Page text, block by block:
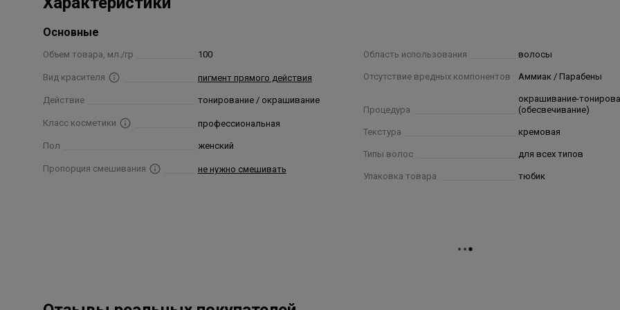
Бегенамидопропил Диметиламин, Гидроксиэтилцеллюлоза, Силикон Кватерниум-17, Цетримония Хлорид,
Гидролизованные Протеины Пшеницы, Тридецет-7, Молочная Кислота, Динатриевая Соль
Этилендиаминтетрауксусной Кислоты, Тридецет-5, Метилхлороизотиазолинон, Лимонная Кислота,
Basic Brown 17, Basic Blue 99.
Основные
Объем товара, мл./гр 100
Вид красителя пигмент прямого действия
Действие тонирование / окрашивание
Класс косметики профессиональная
Пол женский
Пропорция смешивания не нужно смешивать
Область использования волосы
Отсутствие вредных компонентов Аммиак / Парабены
Процедура
окрашивание-
(обесвечивание)
Текстура кремовая
Типы волос для всех типов
Упаковка товара тюбик